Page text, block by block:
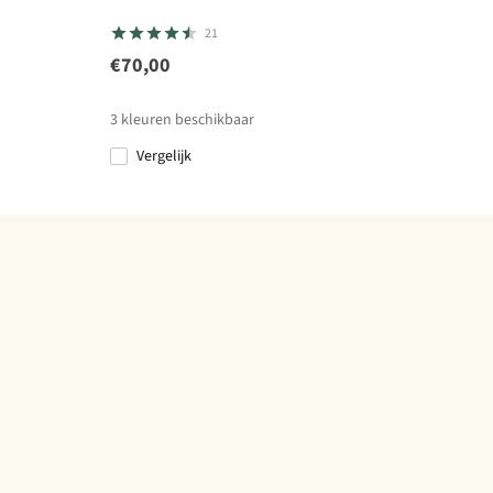
21
€70,00
3 kleuren beschikbaar
Vergelijk